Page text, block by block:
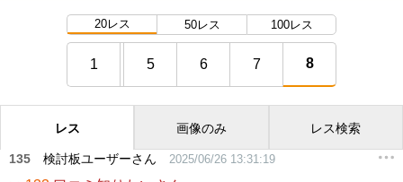
20レス 50レス 100レス
1 5 6 7 8
レス 画像のみ レス検索
135 検討板ユーザーさん 2025/06/26 13:31:19